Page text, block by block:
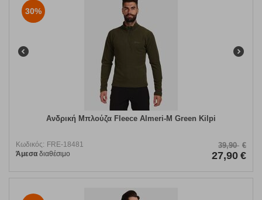
30%
Ανδρική Μπλούζα Fleece Almeri-M Green Kilpi
Κωδικός: FRE-18481
Άμεσα διαθέσιμο
39,90 €
27,90 €